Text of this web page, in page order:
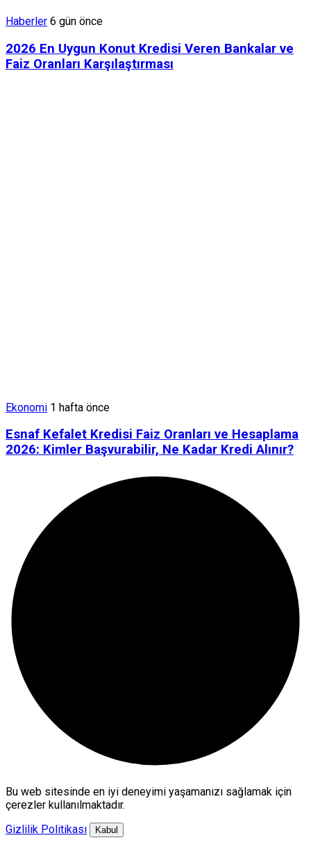
Haberler 6 gün önce
2026 En Uygun Konut Kredisi Veren Bankalar ve
Faiz Oranları Karşılaştırması
Ekonomi 1 hafta önce
Esnaf Kefalet Kredisi Faiz Oranları ve Hesaplama
2026: Kimler Başvurabilir, Ne Kadar Kredi Alınır?
Bu web sitesinde en iyi deneyimi yaşamanızı sağlamak için
çerezler kullanılmaktadır.
Gizlilik Politikası
Kabul